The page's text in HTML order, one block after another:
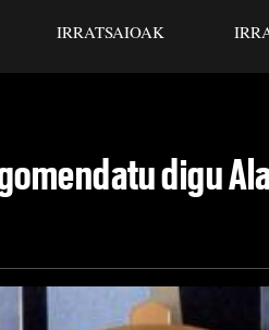
IRRATSAIOAK
digu